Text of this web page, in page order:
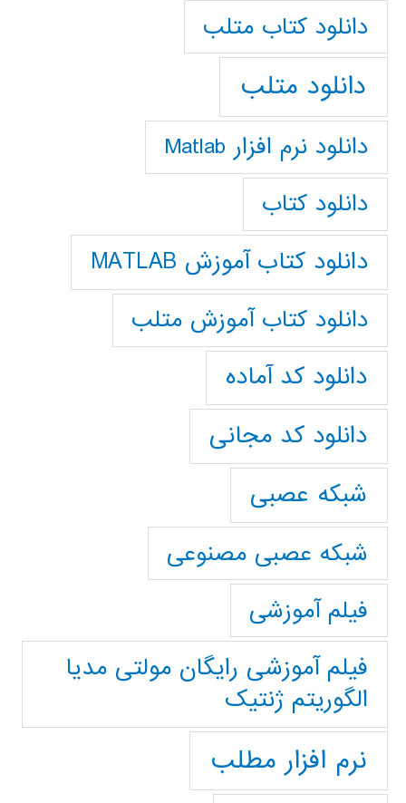
دانلود كتاب متلب
دانلود متلب
دانلود نرم افزار Matlab
دانلود کتاب
دانلود کتاب آموزش MATLAB
دانلود کتاب آموزش متلب
دانلود کد آماده
دانلود کد مجانی
شبکه عصبی
شبکه عصبی مصنوعی
فیلم آموزشی
فیلم آموزشی رایگان مولتی مدیا
الگوریتم ژنتیک
نرم افزار مطلب